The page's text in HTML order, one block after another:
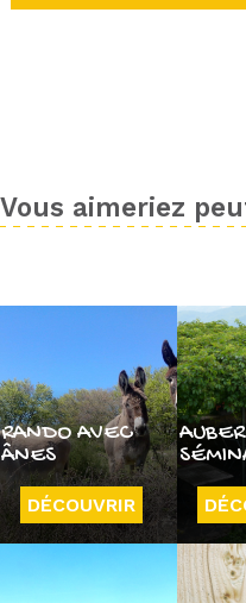
Vous aimeriez
RANDO AVEC
ÂNES
DÉCOUVRIR